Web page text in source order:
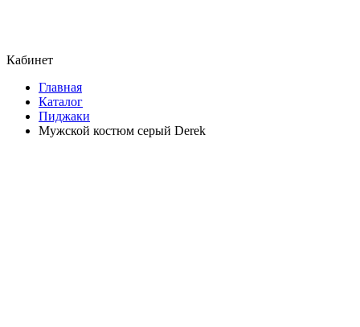
Кабинет
Главная
Каталог
Пиджаки
Мужской костюм серый Derek